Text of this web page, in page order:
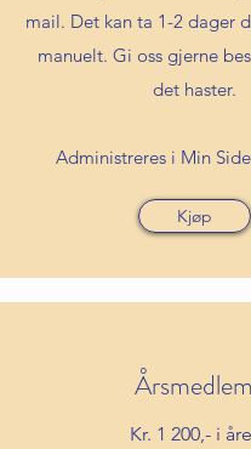
mail. Det kan ta 1-2 dager
manuelt. Gi oss gjerne
det haster.
Administreres i Min
Kjøp
Årsmedlem
Kr. 1 200,- i